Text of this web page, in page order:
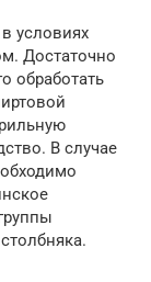
условиях
Достаточно
обработать
В случае